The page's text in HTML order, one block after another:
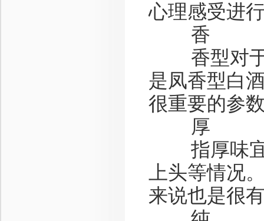
心理感受进
香
香型对于
是凤香型白
很重要的参
厚
指厚味宜
上头等情况
来说也是很